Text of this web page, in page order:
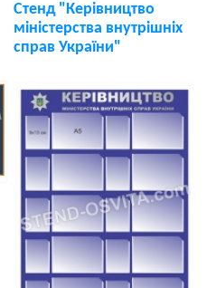
Стенд "Керівництво
міністерства внутрішніх
справ України"